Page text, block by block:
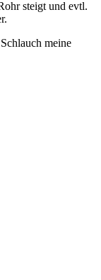
steigt und evtl.
meine